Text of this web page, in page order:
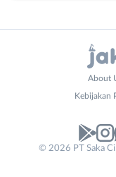
About
Kebijakan
© 2026 PT Saka